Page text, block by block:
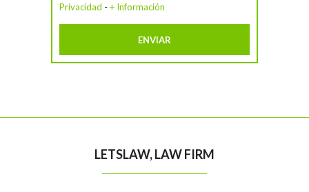
Privacidad - + Información
LETSLAW, LAW FIRM